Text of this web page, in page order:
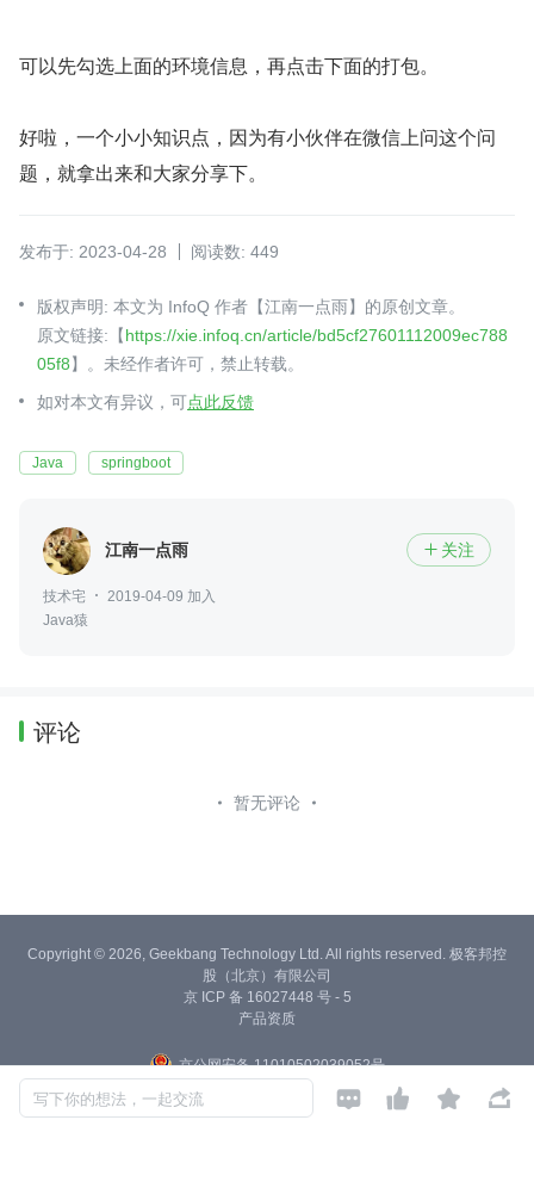
可以先勾选上面的环境信息，再点击下面的打包。
好啦，一个小小知识点，因为有小伙伴在微信上问这个问
题，就拿出来和大家分享下。
发布于: 2023-04-28 阅读数: 449
版权声明: 本文为 InfoQ 作者【江南一点雨】的原创文章。
原文链接:【https://xie.infoq.cn/article/bd5cf27601112009ec788
05f8】。未经作者许可，禁止转载。
如对本文有异议，可点此反馈
Java springboot
江南一点雨  关注
技术宅
2019-04-09 加入
Java猿
评论
暂无评论
写下你的想法，一起交流    
Copyright © 2026, Geekbang Technology Ltd. All rights reserved. 极客邦控
股（北京）有限公司
京 ICP 备 16027448 号 - 5
产品资质
京公网安备 11010502039052号